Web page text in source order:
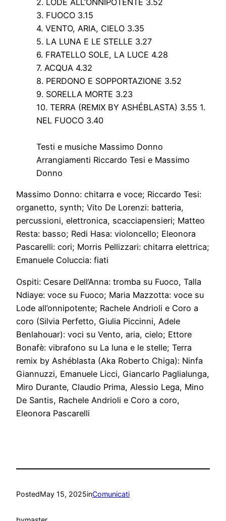
2. LODE ALL’ONNIPOTENTE 3.52
3. FUOCO 3.15
4. VENTO, ARIA, CIELO 3.35
5. LA LUNA E LE STELLE 3.27
6. FRATELLO SOLE, LA LUCE 4.28
7. ACQUA 4.32
8. PERDONO E SOPPORTAZIONE 3.52
9. SORELLA MORTE 3.23
10. TERRA (REMIX BY ASHÉBLASTA) 3.55 1.
NEL FUOCO 3.40
Testi e musiche Massimo Donno
Arrangiamenti Riccardo Tesi e Massimo
Donno
Massimo Donno: chitarra e voce; Riccardo Tesi:
organetto, synth; Vito De Lorenzi: batteria,
percussioni, elettronica, scacciapensieri; Matteo
Resta: basso; Redi Hasa: violoncello; Eleonora
Pascarelli: cori; Morris Pellizzari: chitarra elettrica;
Emanuele Coluccia: fiati
Ospiti: Cesare Dell’Anna: tromba su Fuoco, Talla
Ndiaye: voce su Fuoco; Maria Mazzotta: voce su
Lode all’onnipotente; Rachele Andrioli e Coro a
coro (Silvia Perfetto, Giulia Piccinni, Adele
Benlahouar): voci su Vento, aria, cielo; Ettore
Bonafè: vibrafono su La luna e le stelle; Terra
remix by Ashéblasta (Aka Roberto Chiga): Ninfa
Giannuzzi, Emanuele Licci, Giancarlo Paglialunga,
Miro Durante, Claudio Prima, Alessio Lega, Mino
De Santis, Rachele Andrioli e Coro a coro,
Eleonora Pascarelli
PostedMay 15, 2025inComunicati